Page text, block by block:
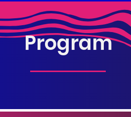
Program